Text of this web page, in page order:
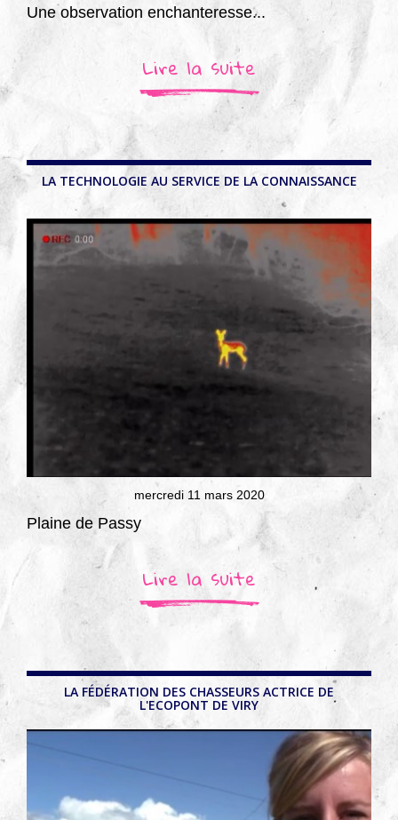
Une observation enchanteresse...
Lire la suite
LA TECHNOLOGIE AU SERVICE DE LA CONNAISSANCE
mercredi 11 mars 2020
Plaine de Passy
Lire la suite
LA FÉDÉRATION DES CHASSEURS ACTRICE DE
L'ECOPONT DE VIRY